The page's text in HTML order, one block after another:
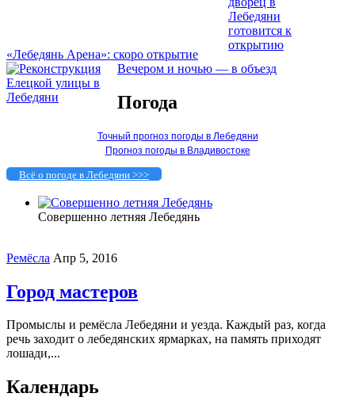
«Лебедянь Арена»: скоро открытие
Вечером и ночью — в объезд
Погода
Точный прогноз погоды в Лебедяни
Прогноз погоды в Владивостоке
Всё о погоде в Лебедяни >>>
Совершенно летняя Лебедянь
Ремёсла Апр 5, 2016
Город мастеров
Промыслы и ремёсла Лебедяни и уезда. Каждый раз, когда
речь заходит о лебедянских ярмарках, на память приходят
лошади,...
Календарь